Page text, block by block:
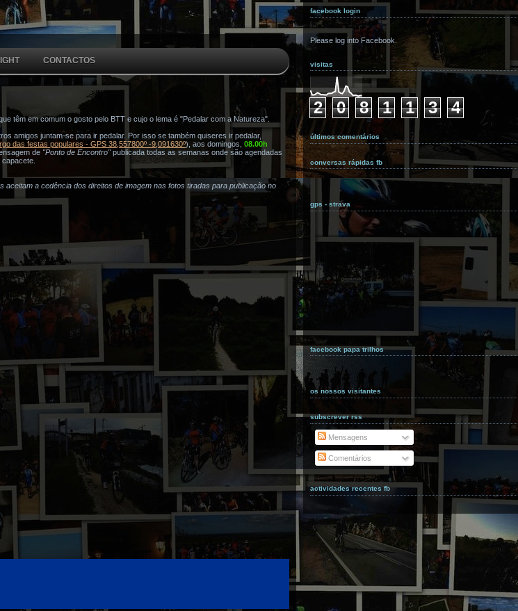
CONTACTOS
têm em comum o gosto pelo BTT e cujo o lema é "Pedalar com a Natureza".
amigos juntam-se para ir pedalar. Por isso se também quiseres ir pedalar,
das festas populares - GPS 38,557800º -9,091630º), aos domingos, 08.00h
de "Ponto de Encontro"publicada todas as semanas onde são agendadas
aceitam a cedência dos direitos de imagem nas fotos tiradas para publicação no
facebook login
Please log into Facebook.
visitas
2 0 8 1 1 3 4
últimos comentários
conversas rápidas fb
gps - strava
facebook papa trilhos
os nossos visitantes
subscrever rss
Mensagens
Comentários
actividades recentes fb